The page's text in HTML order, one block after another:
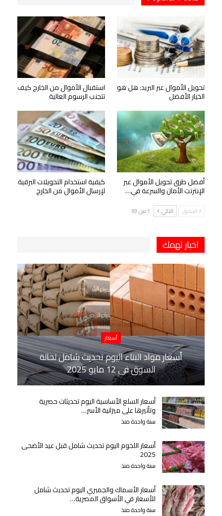
تحويل الأموال عبر البريد: هل هو
الخيار الأفضل
استقبال الأموال من الخارج كيف
تتجنب الرسوم العالية
أفضل طرق تحويل الأموال عبر
الإنترنت الأمان والسرعة في…
كيفية استخدام التحويلات البرقية
لإرسال الأموال من الخارج
السابق التالي 1 من 93
اخبار تهمك
أسعار
أسعار مواد البناء اليوم تحديث شامل لحالة
السوق في 12 مايو 2025
أسعار السلع الأساسية اليوم تحديثات حصرية
وتأثيرها على ميزانية الأسر…
سنة واحدة منذ
أسعار اللحوم اليوم تحديث شامل قبل عيد الأضحى
2025
سنة واحدة منذ
أسعار الأسماك والجمبري اليوم تحديث شامل
للأسعار في الأسواق المصرية…
سنة واحدة منذ